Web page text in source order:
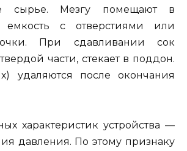
сырье. Мезгу помещают в
емкость с отверстиями или
При сдавливании сок
части, стекает в поддон.
удаляются после окончания
характеристик устройства —
давления. По этому признаку